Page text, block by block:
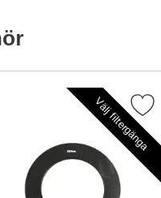
som favorit Välj filtergänga
Markera